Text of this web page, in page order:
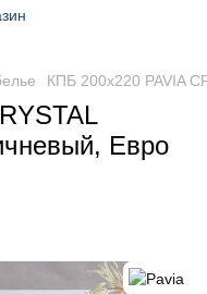
КПБ 200x220 PAVIA
Евро